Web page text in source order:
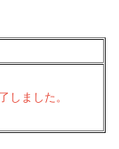
しました。